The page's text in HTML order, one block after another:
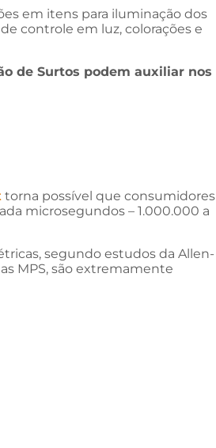
em itens para iluminação dos
controle em luz, colorações e
de Surtos podem auxiliar nos
torna possível que consumidores
microsegundos – 1.000.000 a
segundo estudos da Allen-
MPS, são extremamente